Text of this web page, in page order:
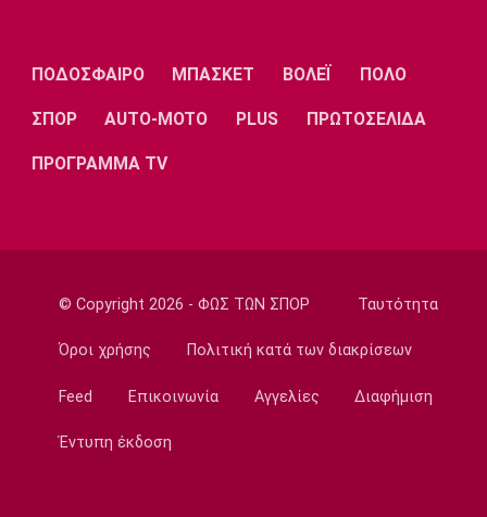
Ίντερ
Ντόρτμουντ
Ζερμέν
ΠΟΔΟΣΦΑΙΡΟ ΜΠΑΣΚΕΤ ΒΟΛΕΪ ΠΟΛΟ
ΣΠΟΡ AUTO-MOTO PLUS ΠΡΩΤΟΣΕΛΙΔΑ
ΠΡΟΓΡΑΜΜΑ TV
© Copyright 2026 - ΦΩΣ ΤΩΝ ΣΠΟΡ Ταυτότητα
Όροι χρήσης Πολιτική κατά των διακρίσεων
Feed Επικοινωνία Αγγελίες Διαφήμιση
Έντυπη έκδοση